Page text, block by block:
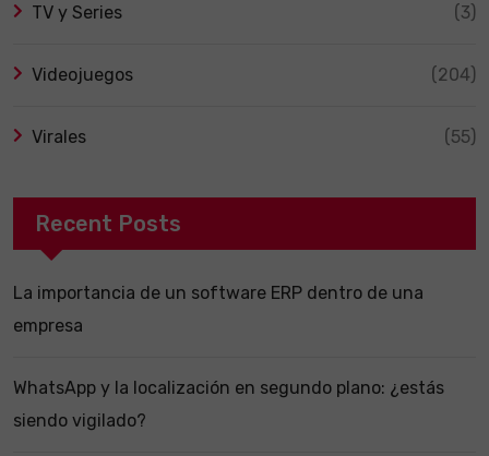
TV y Series (3)
Videojuegos (204)
Virales (55)
Recent Posts
La importancia de un software ERP dentro de una
empresa
WhatsApp y la localización en segundo plano: ¿estás
siendo vigilado?